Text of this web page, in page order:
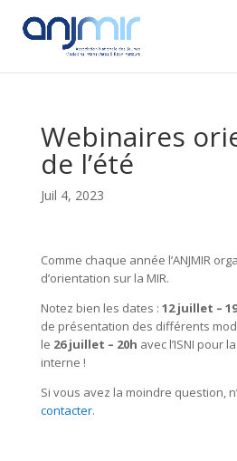
Webinaires
de l’été
Juil 4, 2023
Comme chaque année l’ANJMIR
d’orientation sur la MIR.
Notez bien les dates : 12 juillet –
de présentation des différents
le 26 juillet – 20h avec l’ISNI pour
interne !
Si vous avez la moindre question,
contacter.